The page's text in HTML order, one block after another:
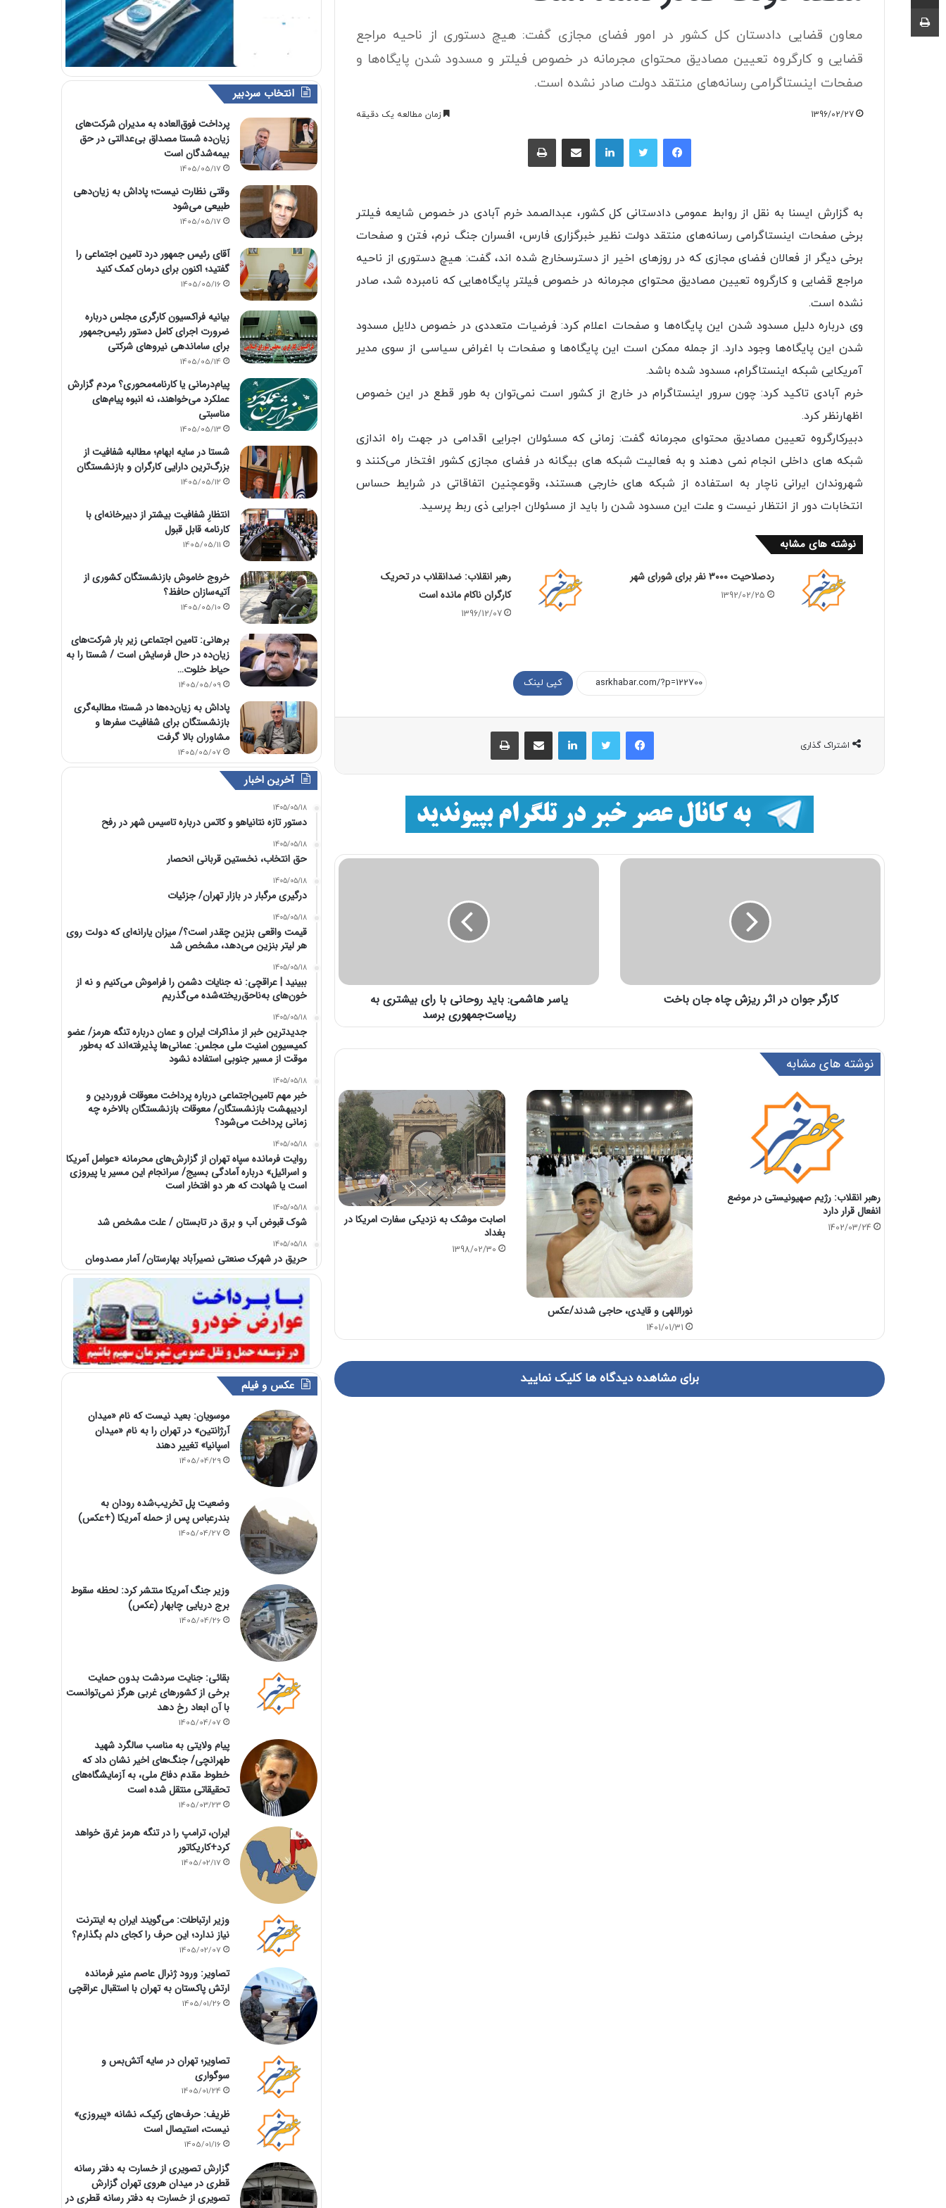
معاون قضایی دادستان کل کشور در امور فضای مجازی گفت: هیچ دستوری از ناحیه مراجع
قضایی و کارگروه تعیین مصادیق محتوای مجرمانه در خصوص فیلتر و مسدود شدن پایگاه‌ها و
صفحات اینستاگرامی رسانه‌های منتقد دولت صادر نشده است.
1396/02/27 زمان مطالعه یک دقیقه
فیسبوک لینکداین
به گزارش ایسنا به نقل از روابط عمومی دادستانی کل کشور، عبدالصمد خرم آبادی در خصوص شایعه فیلتر
برخی صفحات اینستاگرامی رسانه‌های منتقد دولت نظیر خبرگزاری فارس، افسران جنگ نرم، فتن و صفحات
برخی دیگر از فعالان فضای مجازی که در روزهای اخیر از دسترسخارج شده اند، گفت: هیچ دستوری از ناحیه
مراجع قضایی و کارگروه تعیین مصادیق محتوای مجرمانه در خصوص فیلتر پایگاه‌هایی که نامبرده شد، صادر
نشده است.
وی درباره دلیل مسدود شدن این پایگاه‌ها و صفحات اعلام کرد: فرضیات متعددی در خصوص دلایل مسدود
شدن این پایگاه‌ها وجود دارد. از جمله ممکن است این پایگاه‌ها و صفحات با اغراض سیاسی از سوی مدیر
آمریکایی شبکه اینستاگرام، مسدود شده باشد.
خرم آبادی تاکید کرد: چون سرور اینستاگرام در خارج از کشور است نمی‌توان به طور قطع در این خصوص
اظهارنظر کرد.
دبیرکارگروه تعیین مصادیق محتوای مجرمانه گفت: زمانی که مسئولان اجرایی اقدامی در جهت راه اندازی
شبکه های داخلی انجام نمی دهند و به فعالیت شبکه های بیگانه در فضای مجازی کشور افتخار می‌کنند و
شهروندان ایرانی ناچار به استفاده از شبکه های خارجی هستند، وقوعچنین اتفاقاتی در شرایط حساس
انتخابات دور از انتظار نیست و علت این مسدود شدن را باید از مسئولان اجرایی ذی ربط پرسید.
نوشته های مشابه
ردصلاحیت ۳۰۰۰ نفر برای شورای شهر
1392/02/25
رهبر انقلاب: ضدانقلاب در تحریک
کارگران ناکام مانده است
1396/12/07
کپی لینک
اشتراک گذاری
فیسبوک لینکداین
کارگر جوان در اثر ریزش چاه جان باخت
یاسر هاشمی: باید روحانی با رای بیشتری به
ریاست‌جمهوری برسد
نوشته های مشابه
رهبر انقلاب: رژیم صهیونیستی در موضع
انفعال قرار دارد
1402/03/24
نوراللهی و قایدی، حاجی شدند/عکس
1401/01/31
اصابت موشک به نزدیکی سفارت امريكا در
بغداد
1398/02/30
برای مشاهده دیدگاه ها کلیک نمایید
انتخاب سردبیر
پرداخت فوق‌العاده به مدیران شرکت‌های
زیان‌ده شستا مصداق بی‌عدالتی در حق
بیمه‌شدگان است
1405/05/17
وقتی نظارت نیست؛ پاداش به زیان‌دهی
طبیعی می‌شود
1405/05/17
آقای رئیس جمهور درد تامین اجتماعی را
گفتید؛ اکنون برای درمان کمک کنید
1405/05/16
بیانیه فراکسیون کارگری مجلس درباره
ضرورت اجرای کامل دستور رئیس‌جمهور
برای ساماندهی نیروهای شرکتی
1405/05/14
پیام‌درمانی یا کارنامه‌محوری؟ مردم گزارش
عملکرد می‌خواهند، نه انبوه پیام‌های
مناسبتی
1405/05/13
شستا در سایه ابهام؛ مطالبه شفافیت از
بزرگ‌ترین دارایی کارگران و بازنشستگان
1405/05/12
انتظارِ شفافیت بیشتر از دبیرخانه‌ای با
کارنامه قابل قبول
1405/05/11
خروج خاموش بازنشستگان کشوری از
آتیه‌سازان حافظ؟
1405/05/10
برهانی: تامین اجتماعی زیر بار شرکت‌های
زیان‌ده در حال فرسایش است / شستا را به
حیاط خلوت…
1405/05/09
پاداش به زیان‌ده‌ها در شستا؛ مطالبه‌گری
بازنشستگان برای شفافیت سفرها و
مشاوران بالا گرفت
1405/05/07
آخرین اخبار
1405/05/18
دستور تازه نتانیاهو و کاتس درباره تاسیس شهر در رفح
1405/05/18
حق انتخاب، نخستین قربانی انحصار
1405/05/18
درگیری مرگبار در بازار تهران/ جزئیات
1405/05/18
قیمت واقعی بنزین چقدر است؟/ میزان یارانه‌ای که دولت روی
هر لیتر بنزین می‌دهد، مشخص شد
1405/05/18
ببینید | عراقچی: نه جنایات دشمن را فراموش می‌کنیم و نه از
خون‌های به‌ناحق‌ریخته‌شده می‌گذریم
1405/05/18
جدیدترین خبر از مذاکرات ایران و عمان درباره تنگه هرمز/ عضو
کمیسیون امنیت ملی مجلس: عمانی‌ها پذیرفته‌اند که به‌طور
موقت از مسیر جنوبی استفاده نشود
1405/05/18
خبر مهم تامین‌اجتماعی درباره پرداخت معوقات فروردین و
اردیبهشت بازنشستگان/ معوقات بازنشستگان بالاخره چه
زمانی پرداخت می‌شود؟
1405/05/18
روایت فرمانده سپاه تهران از گزارش‌های محرمانه «عوامل آمریکا
و اسرائیل» درباره آمادگی بسیج/ سرانجام این مسیر یا پیروزی
است یا شهادت که هر دو افتخار است
1405/05/18
شوک قبوض آب و برق در تابستان / علت مشخص شد
1405/05/18
حریق در شهرک صنعتی نصیرآباد بهارستان/ آمار مصدومان
عکس و فیلم
موسویان: بعید نیست که نام «میدان
آرژانتین» در تهران را به نام «میدان
اسپانیا» تغییر دهند
1405/04/29
وضعیت پل تخریب‌شده رودان به
بندرعباس پس از حمله آمریکا (+عکس)
1405/04/27
وزیر جنگ آمریکا منتشر کرد: لحظه سقوط
برج دریایی چابهار (عکس)
1405/04/26
بقائی: جنایت سردشت بدون حمایت
برخی از کشورهای غربی هرگز نمی‌توانست
با آن ابعاد رخ دهد
1405/04/07
پیام ولایتی به مناسب سالگرد شهید
طهرانچی/ جنگ‌های اخیر نشان داد که
خطوط مقدم دفاع ملی، به آزمایشگاه‌های
تحقیقاتی منتقل شده است
1405/03/23
ایران، ترامپ را در تنگه هرمز غرق خواهد
کرد+کاریکاتور
1405/02/17
وزیر ارتباطات: می‌گویند ایران به اینترنت
نیاز ندارد؛ این حرف را کجای دلم بگذارم؟
1405/02/07
تصاویر: ورود ژنرال عاصم منیر فرمانده
ارتش پاکستان به تهران با استقبال عراقچی
1405/01/26
تصاویر؛ تهران در سایه آتش‌بس و
سوگواری
1405/01/24
ظریف: حرف‌های رکیک، نشانه «پیروزی»
نیست، استیصال است
1405/01/16
گزارش تصویری از خسارت به دفتر رسانه
قطری در میدان هروی تهران گزارش
تصویری از خسارت به دفتر رسانه قطری در